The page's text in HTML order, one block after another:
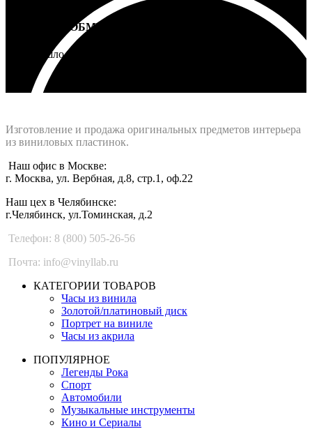
ВОЗВРАТ И ОБМЕН
Не подошло - вернем деньги
Изготовление и продажа оригинальных предметов интерьера
из виниловых пластинок.
Наш офис в Москве:
г. Москва, ул. Вербная, д.8, стр.1, оф.22
Наш цех в Челябинске:
г.Челябинск, ул.Томинская, д.2
Телефон: 8 (800) 505-26-56
Почта: info@vinyllab.ru
КАТЕГОРИИ ТОВАРОВ
Часы из винила
Золотой/платиновый диск
Портрет на виниле
Часы из акрила
ПОПУЛЯРНОЕ
Легенды Рока
Спорт
Автомобили
Музыкальные инструменты
Кино и Сериалы